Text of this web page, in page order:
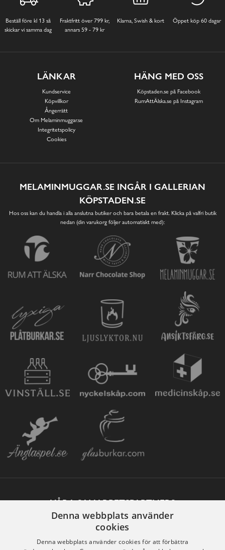
Beställ före kl 13 så
skickar vi samma dag
Fraktfritt över 799 kr,
annars 59 - 79 kr
Klarna, Swish & kort Öppet köp 60 dagar
LÄNKAR
Kundservice
Köpvillkor
Ångerrätt
Om Melaminmuggar.se
Integritetspolicy
Cookies
HÄNG MED OSS
Köpstaden.se på Facebook
RumAttÄlska.se på Instagram
MELAMINMUGGAR.SE INGÅR I GALLERIAN
KÖPSTADEN.SE
Hos oss kan du handla i alla anslutna butiker och bara betala en frakt. Klicka på valfri butik
nedan (din varukorg följer automatiskt med):
VÅRA SAMARBETSPARTNERS
Denna webbplats använder
cookies
Denna webbplats använder cookies för att förbättra